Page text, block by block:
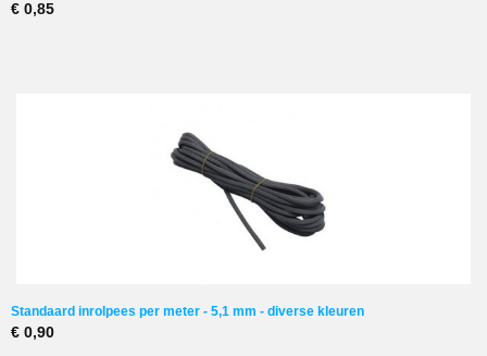
Standaard inrolpees per meter - 5,1 mm - diverse kleuren
€ 0,90